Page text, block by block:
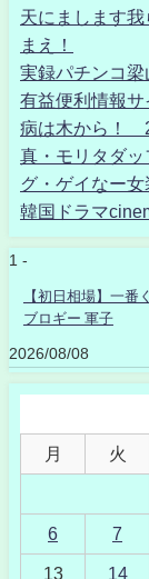
天にまします
まえ！
実録パチンコ
有益便利情報サ
病は木から！
真・モリタダ
グ・ゲイなー
韓国ドラマ
1 -
【初日相場】一番
ブロギー 軍子
2026/08/08
月 火
6 7
13 14